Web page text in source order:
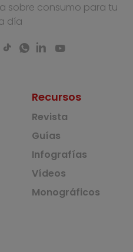
sobre consumo para tu
día
Recursos
Revista
Guías
Infografías
Vídeos
Monográficos